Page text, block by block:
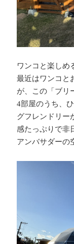
ワンコと楽しめ
最近はワンコと
が、この「ブリ
4部屋のうち、
グフレンドリー
感たっぷりで非
アンバサダーの